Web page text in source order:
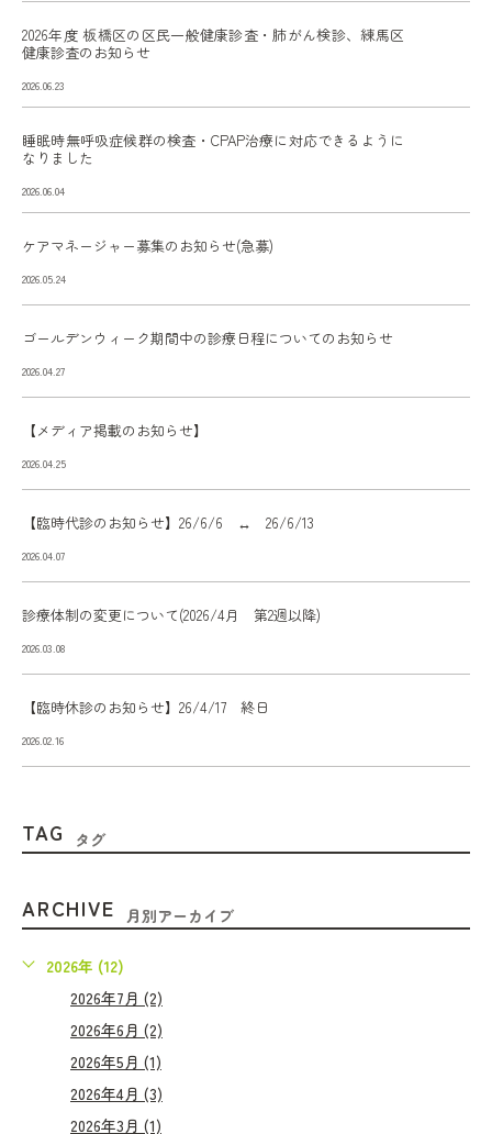
2026年度 板橋区の区民一般健康診査・肺がん検診、練馬区
健康診査のお知らせ
2026.06.23
睡眠時無呼吸症候群の検査・CPAP治療に対応できるように
なりました
2026.06.04
ケアマネージャー募集のお知らせ(急募)
2026.05.24
ゴールデンウィーク期間中の診療日程についてのお知らせ
2026.04.27
【メディア掲載のお知らせ】
2026.04.25
【臨時代診のお知らせ】26/6/6 ↔ 26/6/13
2026.04.07
診療体制の変更について(2026/4月 第2週以降)
2026.03.08
【臨時休診のお知らせ】26/4/17 終日
2026.02.16
TAG タグ
ARCHIVE 月別アーカイブ
2026年 (12)
2026年7月 (2)
2026年6月 (2)
2026年5月 (1)
2026年4月 (3)
2026年3月 (1)